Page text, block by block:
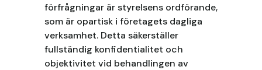
förfrågningar är styrelsens ordförande,
som är opartisk i företagets dagliga
verksamhet. Detta säkerställer
fullständig konfidentialitet och
objektivitet vid behandlingen av